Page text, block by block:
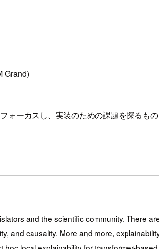
Grand)
ーカスし、実装のための課題を探るもの
and the scientific community. There
and causality. More and more,